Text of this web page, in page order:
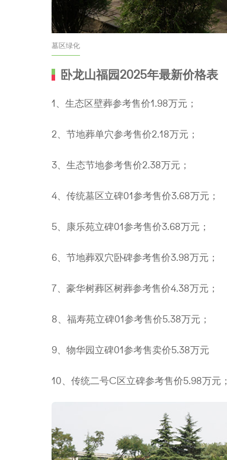
墓区绿化
卧龙山福园2025年最新价格表
1、生态区壁葬参考售价1.98万元；
2、节地葬单穴参考售价2.18万元；
3、生态节地参考售价2.38万元；
4、传统墓区立碑01参考售价3.68万元；
5、康乐苑立碑01参考售价3.68万元；
6、节地葬双穴卧碑参考售价3.98万元；
7、豪华树葬区树葬参考售价4.38万元；
8、福寿苑立碑01参考售价5.38万元；
9、物华园立碑01参考售卖价5.38万元
10、传统二号C区立碑参考售价5.98万元；